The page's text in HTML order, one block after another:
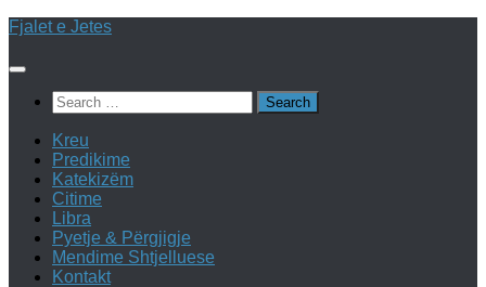
Skip
content
Fjalet e Jetes
Search
for:
Kreu
Predikime
Katekizëm
Citime
Libra
Pyetje & Përgjigje
Mendime Shtjelluese
Kontakt